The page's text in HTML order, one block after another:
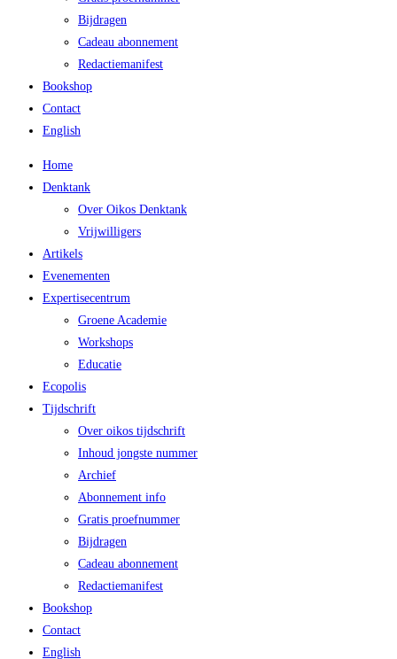
Bijdragen
Cadeau abonnement
Redactiemanifest
Bookshop
Contact
English
Home
Denktank
Over Oikos Denktank
Vrijwilligers
Artikels
Evenementen
Expertisecentrum
Groene Academie
Workshops
Educatie
Ecopolis
Tijdschrift
Over oikos tijdschrift
Inhoud jongste nummer
Archief
Abonnement info
Gratis proefnummer
Bijdragen
Cadeau abonnement
Redactiemanifest
Bookshop
Contact
English